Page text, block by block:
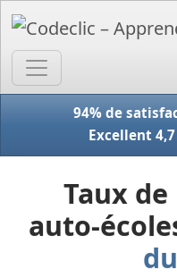
94% de
Excellent
Taux
auto-